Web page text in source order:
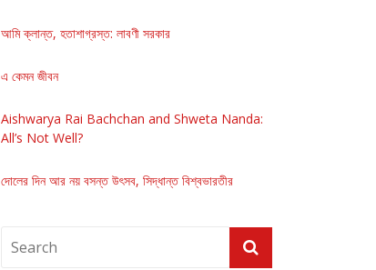
আমি ক্লান্ত, হতাশাগ্রস্ত: লাবণী সরকার
এ কেমন জীবন
Aishwarya Rai Bachchan and Shweta Nanda:
All’s Not Well?
দোলের দিন আর নয় বসন্ত উৎসব, সিদ্ধান্ত বিশ্বভারতীর